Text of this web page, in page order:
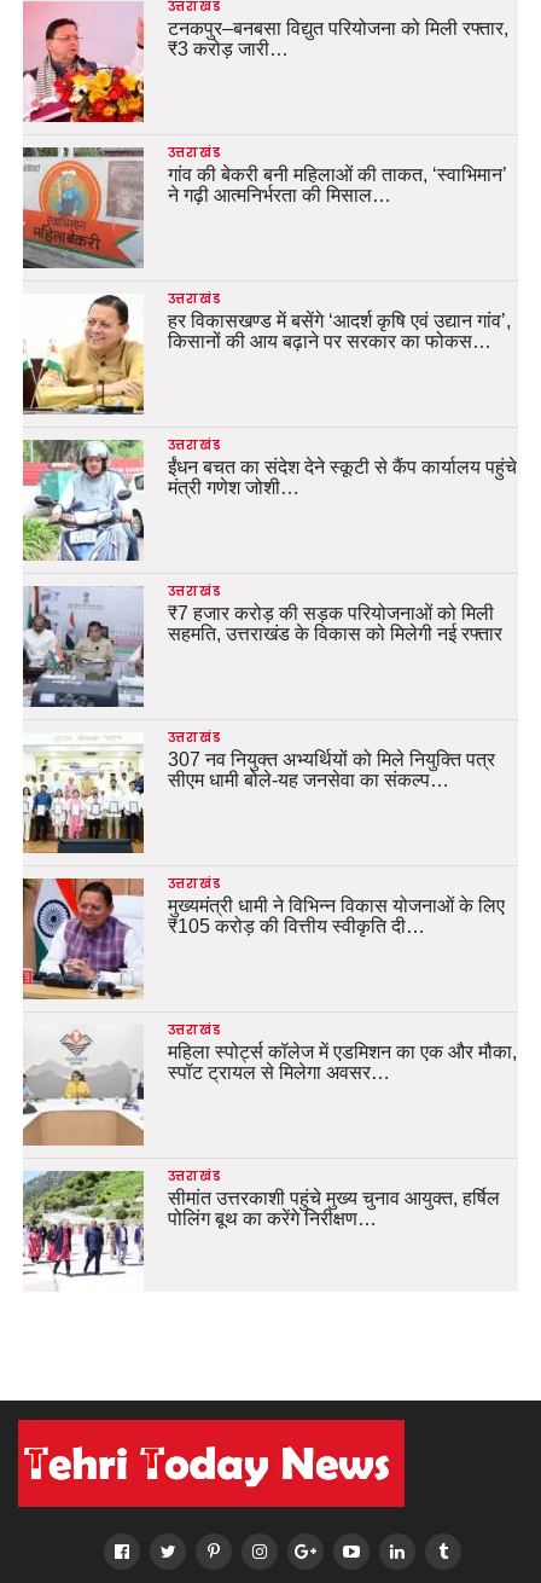
उत्तराखंड
टनकपुर–बनबसा विद्युत परियोजना को मिली रफ्तार,
₹3 करोड़ जारी…
उत्तराखंड
गांव की बेकरी बनी महिलाओं की ताकत, ‘स्वाभिमान’
ने गढ़ी आत्मनिर्भरता की मिसाल…
उत्तराखंड
हर विकासखण्ड में बसेंगे ‘आदर्श कृषि एवं उद्यान गांव’,
किसानों की आय बढ़ाने पर सरकार का फोकस…
उत्तराखंड
ईंधन बचत का संदेश देने स्कूटी से कैंप कार्यालय पहुंचे
मंत्री गणेश जोशी…
उत्तराखंड
₹7 हजार करोड़ की सड़क परियोजनाओं को मिली
सहमति, उत्तराखंड के विकास को मिलेगी नई रफ्तार
उत्तराखंड
307 नव नियुक्त अभ्यर्थियों को मिले नियुक्ति पत्र
सीएम धामी बोले-यह जनसेवा का संकल्प…
उत्तराखंड
मुख्यमंत्री धामी ने विभिन्न विकास योजनाओं के लिए
₹105 करोड़ की वित्तीय स्वीकृति दी…
उत्तराखंड
महिला स्पोर्ट्स कॉलेज में एडमिशन का एक और मौका,
स्पॉट ट्रायल से मिलेगा अवसर…
उत्तराखंड
सीमांत उत्तरकाशी पहुंचे मुख्य चुनाव आयुक्त, हर्षिल
पोलिंग बूथ का करेंगे निरीक्षण…